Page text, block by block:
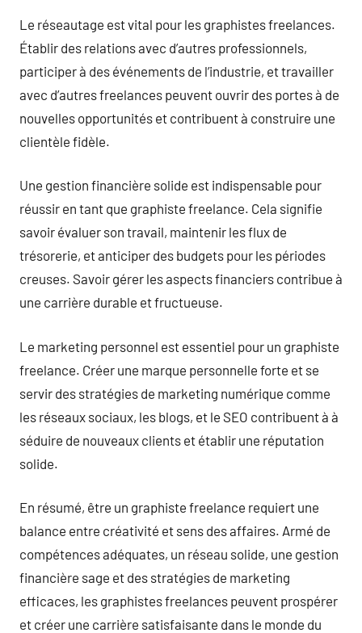
Le réseautage est vital pour les graphistes freelances.
Établir des relations avec d’autres professionnels,
participer à des événements de l’industrie, et travailler
avec d’autres freelances peuvent ouvrir des portes à de
nouvelles opportunités et contribuent à construire une
clientèle fidèle.
Une gestion financière solide est indispensable pour
réussir en tant que graphiste freelance. Cela signifie
savoir évaluer son travail, maintenir les flux de
trésorerie, et anticiper des budgets pour les périodes
creuses. Savoir gérer les aspects financiers contribue à
une carrière durable et fructueuse.
Le marketing personnel est essentiel pour un graphiste
freelance. Créer une marque personnelle forte et se
servir des stratégies de marketing numérique comme
les réseaux sociaux, les blogs, et le SEO contribuent à à
séduire de nouveaux clients et établir une réputation
solide.
En résumé, être un graphiste freelance requiert une
balance entre créativité et sens des affaires. Armé de
compétences adéquates, un réseau solide, une gestion
financière sage et des stratégies de marketing
efficaces, les graphistes freelances peuvent prospérer
et créer une carrière satisfaisante dans le monde du